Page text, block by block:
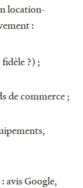
location-
:
?) ;
de commerce ;
avis Google,